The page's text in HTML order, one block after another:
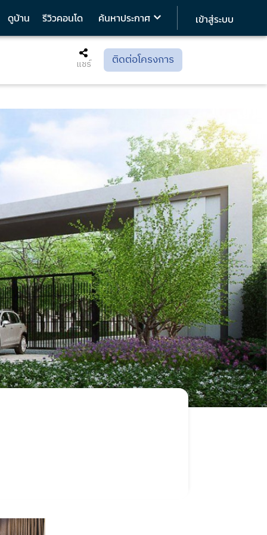
ดูบ้าน รีวิวคอนโด ค้นหาประกาศ เข้าสู่ระบบ
แชร์ ติดต่อโครงการ